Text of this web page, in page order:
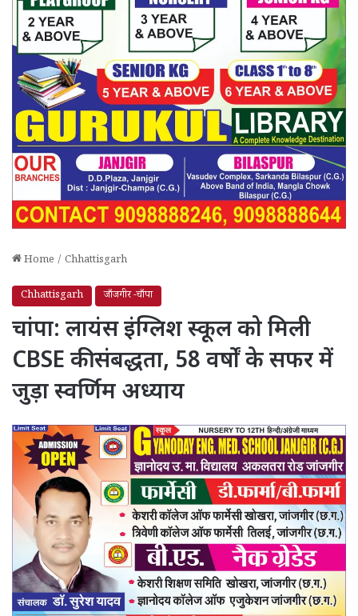
Home / Chhattisgarh
Chhattisgarh जाँजगीर -चाँपा
चांपा: लायंस इंग्लिश स्कूल को मिली
CBSE की संबद्धता, 58 वर्षों के सफर में
जुड़ा स्वर्णिम अध्याय